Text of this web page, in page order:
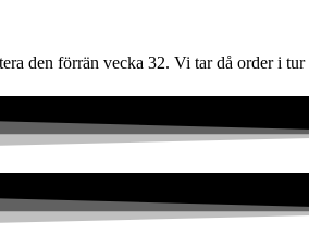
den förrän vecka 32. Vi tar då order i